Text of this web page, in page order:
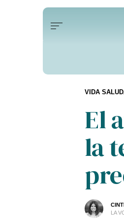
El
la
LA
VIDA